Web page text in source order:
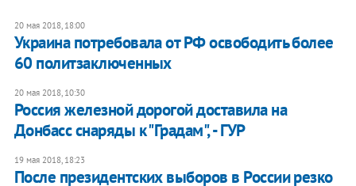
20 мая 2018, 18:00
Украина потребовала от РФ освободить более
60 политзаключенных
20 мая 2018, 10:30
Россия железной дорогой доставила на
Донбасс снаряды к "Градам", - ГУР
19 мая 2018, 18:23
После президентских выборов в России резко